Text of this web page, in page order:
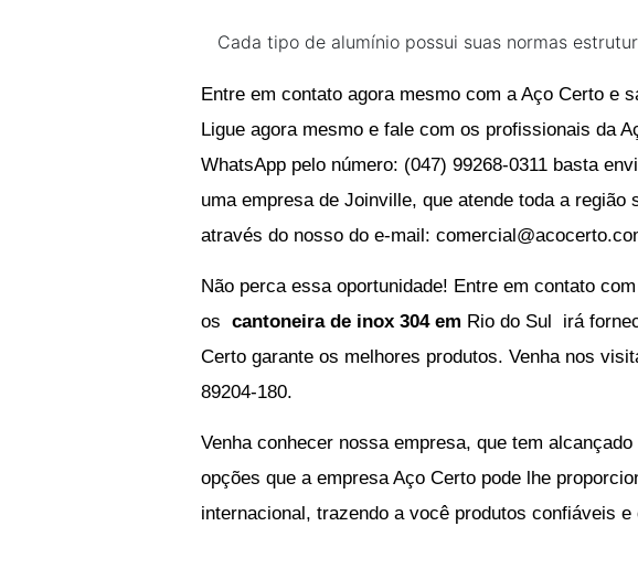
Cada tipo de alumínio possui suas normas
Entre em contato agora mesmo com a Aço Certo e
Ligue agora mesmo e fale com os profissionais da
WhatsApp pelo número: (047) 99268-0311 basta
uma empresa de Joinville, que atende toda a
através do nosso do e-mail:
Não perca essa oportunidade! Entre em contato
os cantoneira de inox 304 em Rio do Sul irá
Certo garante os melhores produtos. Venha nos
89204-180.
Venha conhecer nossa empresa, que tem
opções que a empresa Aço Certo pode lhe
internacional, trazendo a você produtos confiáveis e